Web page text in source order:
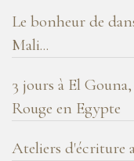
Le bonheur de
Mali...
3 jours à El
Rouge en Egypte
Ateliers d'écriture